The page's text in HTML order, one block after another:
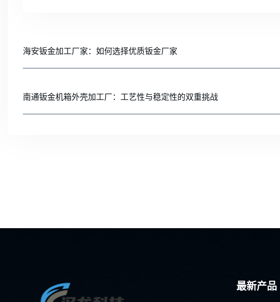
海安钣金加工厂家：如何选择优质钣金厂家
南通钣金机箱外壳加工厂：工艺性与稳定性的双重挑战
最新产品